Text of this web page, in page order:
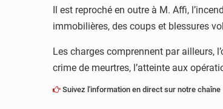
Il est reproché en outre à M. Affi,
immobilières, des coups et blessures
Les charges comprennent par ailleurs,
crime de meurtres, l’atteinte aux
Suivez l'information en direct sur notre chaîne